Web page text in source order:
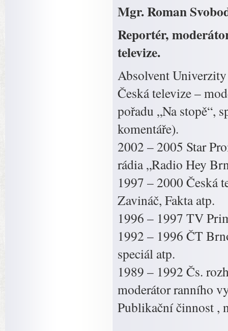
Mgr. Roman
Reportér,
televize.
Absolvent
Česká televize –
pořadu „Na stopě“,
komentáře).
2002 – 2005 Star
rádia „Radio Hey
1997 – 2000 Česká
Zavináč, Fakta atp.
1996 – 1997 TV
1992 – 1996 ČT
speciál atp.
1989 – 1992 Čs.
moderátor ranního
Publikační činnost ,